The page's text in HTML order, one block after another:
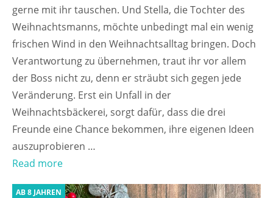
gerne mit ihr tauschen. Und Stella, die Tochter des
Weihnachtsmanns, möchte unbedingt mal ein wenig
frischen Wind in den Weihnachtsalltag bringen. Doch
Verantwortung zu übernehmen, traut ihr vor allem
der Boss nicht zu, denn er sträubt sich gegen jede
Veränderung. Erst ein Unfall in der
Weihnachtsbäckerei, sorgt dafür, dass die drei
Freunde eine Chance bekommen, ihre eigenen Ideen
auszuprobieren …
Read more
AB 8 JAHREN